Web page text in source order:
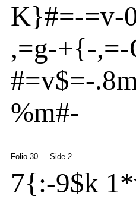
K}#=-=v-
,=g-+{-,=-
#=v$=-
%m#-
Folio 30 Side 2
7{:-9$k